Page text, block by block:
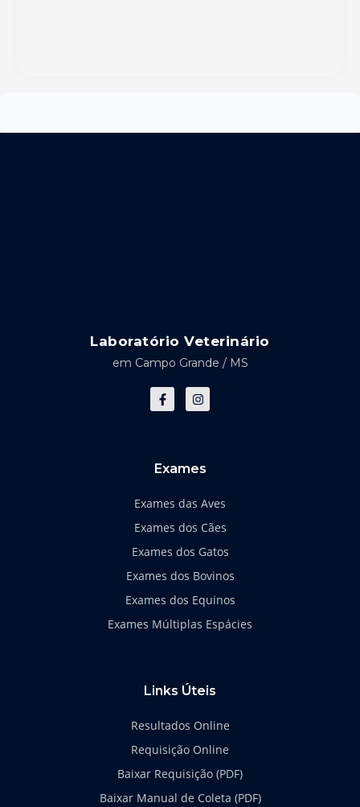
Laboratório Veterinário
em Campo Grande / MS
a
c
e
k
-
n
s
t
m
Exames
Exames das Aves
Exames dos Cães
Exames dos Gatos
Exames dos Bovinos
Exames dos Equinos
Exames Múltiplas Espácies
Links Úteis
Resultados Online
Requisição Online
Baixar Requisição (PDF)
Baixar Manual de Coleta (PDF)